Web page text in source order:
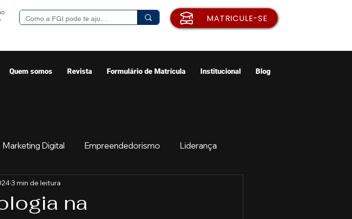
MATRICULE-SE
Quem somos Revista Formulário de Matrícula Institucional Blog
Marketing Digital Empreendedorismo Liderança
Começar
na
3 min de leitura